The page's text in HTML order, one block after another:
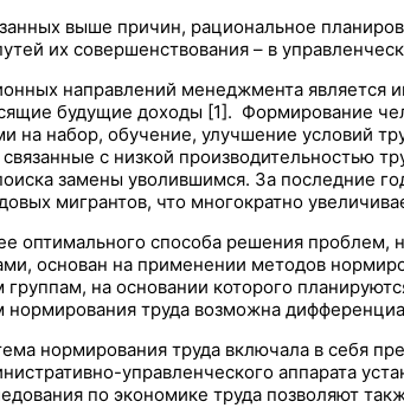
выше причин, рациональное
их совершенствования – в
направлений менеджмента является
будущие доходы [1]. Формирование
на набор, обучение, улучшение условий
с низкой производительностью
замены уволившимся. За последние
мигрантов, что многократно
оптимального способа решения проблем,
основан на применении методов
на основании которого
нормирования труда возможна
нормирования труда включала в себя
управленческого аппарата
по экономике труда позволяют